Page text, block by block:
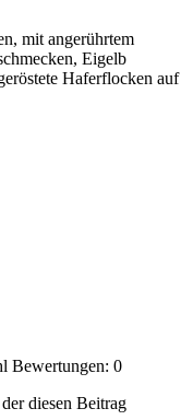
mit angerührtem
Eigelb
Haferflocken auf
Bewertungen: 0
diesen Beitrag